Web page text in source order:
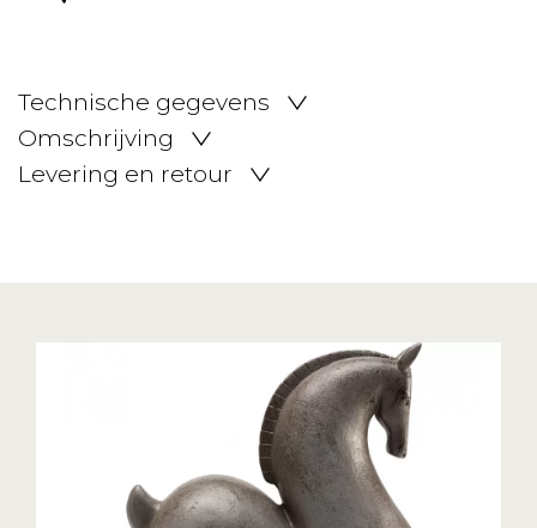
Technische gegevens
Omschrijving
Levering en retour